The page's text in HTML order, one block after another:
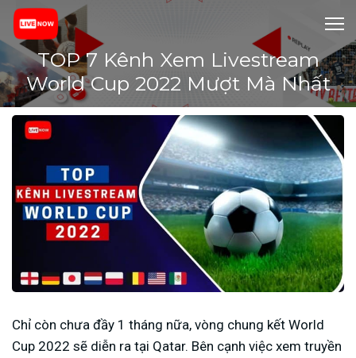
TOP 7 Kênh Xem Livestream
World Cup 2022 Mượt Mà Nhất
Chỉ còn chưa đầy 1 tháng nữa, vòng chung kết World
Cup 2022 sẽ diễn ra tại Qatar. Bên cạnh việc xem truyền